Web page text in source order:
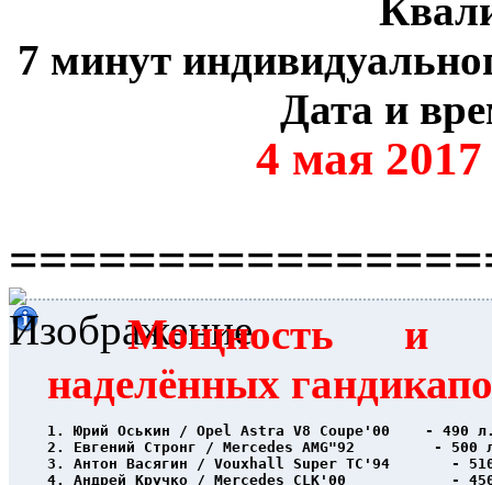
7 минут
Дата и
4 мая
Мощность и
наделённых
1. Юрий Оськин / Opel Astra V8 Coupe'00    - 490
2. Евгений Стронг / Mercedes AMG"92         - 500
3. Антон Васягин / Vouxhall Super TC'94       -
4. Андрей Кручко / Mercedes CLK'00            -